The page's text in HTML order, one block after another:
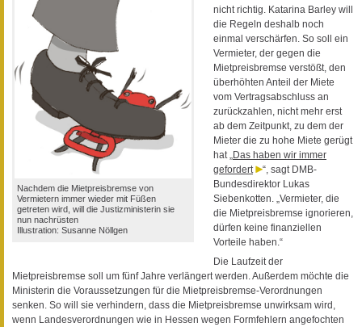
Nachdem die Mietpreisbremse von
Vermietern immer wieder mit Füßen
getreten wird, will die Justizministerin sie
nun nachrüsten
Illustration: Susanne Nöllgen
nicht richtig. Katarina Barley will
die Regeln deshalb noch
einmal verschärfen. So soll ein
Vermieter, der gegen die
Mietpreisbremse verstößt, den
überhöhten Anteil der Miete
vom Vertragsabschluss an
zurückzahlen, nicht mehr erst
ab dem Zeitpunkt, zu dem der
Mieter die zu hohe Miete gerügt
hat „Das haben wir immer
gefordert
“, sagt DMB-
Bundesdirektor Lukas
Siebenkotten. „Vermieter, die
die Mietpreisbremse ignorieren,
dürfen keine finanziellen
Vorteile haben.“
Die Laufzeit der
Mietpreisbremse soll um fünf Jahre verlängert werden. Außerdem möchte die
Ministerin die Voraussetzungen für die Mietpreisbremse-Verordnungen
senken. So will sie verhindern, dass die Mietpreisbremse unwirksam wird,
wenn Landesverordnungen wie in Hessen wegen Formfehlern angefochten